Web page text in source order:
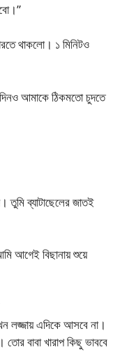
থাকলো। ১ মিনিটও
আমাকে ঠিকমতো চুদতে
ব্যাটাছেলের জাতই
আগেই বিছানায় শুয়ে
লজ্জায় এদিকে আসবে না।
বাবা খারাপ কিছু ভাববে